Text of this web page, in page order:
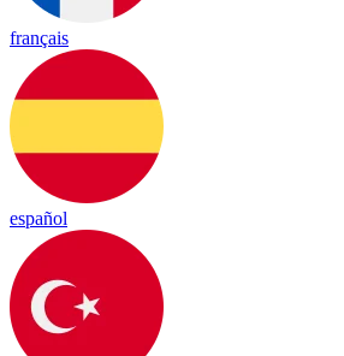
français
español